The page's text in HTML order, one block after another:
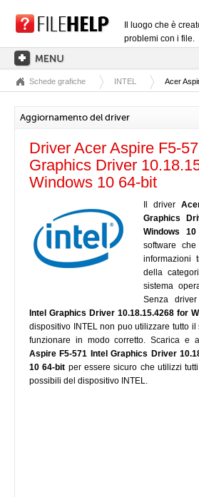
Il luogo che è
problemi con i file.
PAGINA PRINCIPALE
CATEGORIE DELLE ESTENSIONI
FILE DLL
CONVERSIONI DI FILE
SOFTWARE
Schede grafiche INTEL Acer
Aggiornamento del driver
Driver Acer Aspire F5-
Graphics Driver
Windows 10 64-bit
Il driver
Graphics
Windows
software
informazioni
della
sistema
Senza driver
Intel Graphics Driver 10.18.15.4268 for
dispositivo INTEL non puo utilizzare tutto
funzionare in modo corretto. Scarica e
Aspire F5-571 Intel Graphics Driver
10 64-bit per essere sicuro che utilizzi
possibili del dispositivo INTEL.